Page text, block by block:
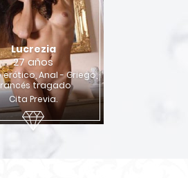
Lucrezia
27 años
erótico, Anal - Griego,
tragado
Cita Previa.